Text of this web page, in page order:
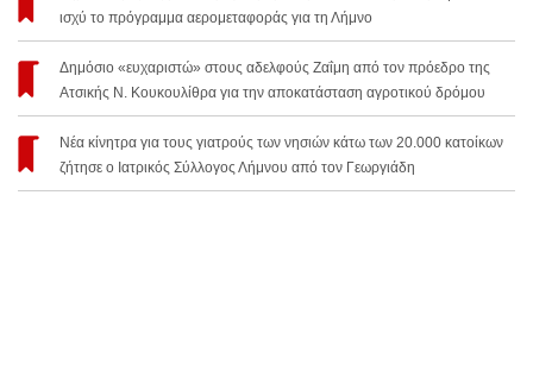
ισχύ το πρόγραμμα αερομεταφοράς για τη Λήμνο
Δημόσιο «ευχαριστώ» στους αδελφούς Ζαΐμη από τον πρόεδρο της
Ατσικής Ν. Κουκουλίθρα για την αποκατάσταση αγροτικού δρόμου
Νέα κίνητρα για τους γιατρούς των νησιών κάτω των 20.000 κατοίκων
ζήτησε ο Ιατρικός Σύλλογος Λήμνου από τον Γεωργιάδη